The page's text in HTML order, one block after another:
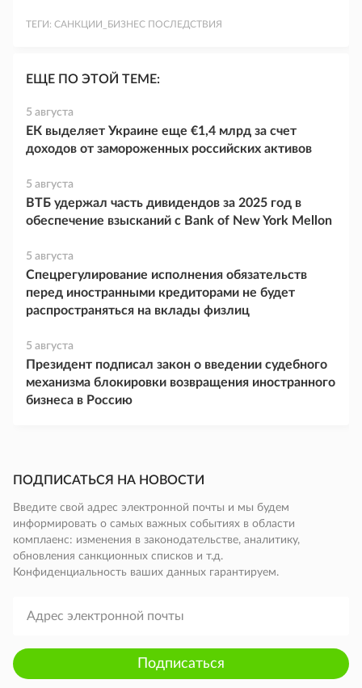
ТЕГИ: САНКЦИИ_БИЗНЕС ПОСЛЕДСТВИЯ
ЕЩЕ ПО ЭТОЙ ТЕМЕ:
5 августа
ЕК выделяет Украине еще €1,4 млрд за счет
доходов от замороженных российских активов
5 августа
ВТБ удержал часть дивидендов за 2025 год в
обеспечение взысканий с Bank of New York Mellon
5 августа
Спецрегулирование исполнения обязательств
перед иностранными кредиторами не будет
распространяться на вклады физлиц
5 августа
Президент подписал закон о введении судебного
механизма блокировки возвращения иностранного
бизнеса в Россию
ПОДПИСАТЬСЯ НА НОВОСТИ
Введите свой адрес электронной почты и мы будем
информировать о самых важных событиях в области
комплаенс: изменения в законодательстве, аналитику,
обновления санкционных списков и т.д.
Конфиденциальность ваших данных гарантируем.
Подписаться